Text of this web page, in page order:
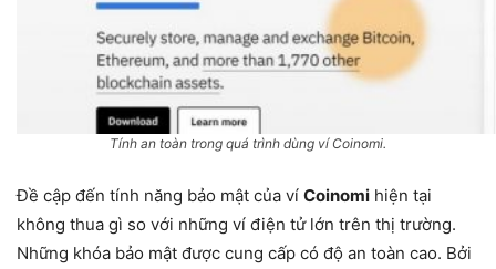
Tính an toàn trong quá trình dùng ví Coinomi.
Đề cập đến tính năng bảo mật của ví Coinomi hiện tại
không thua gì so với những ví điện tử lớn trên thị trường.
Những khóa bảo mật được cung cấp có độ an toàn cao. Bởi